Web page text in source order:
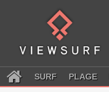
SURF PLAGE